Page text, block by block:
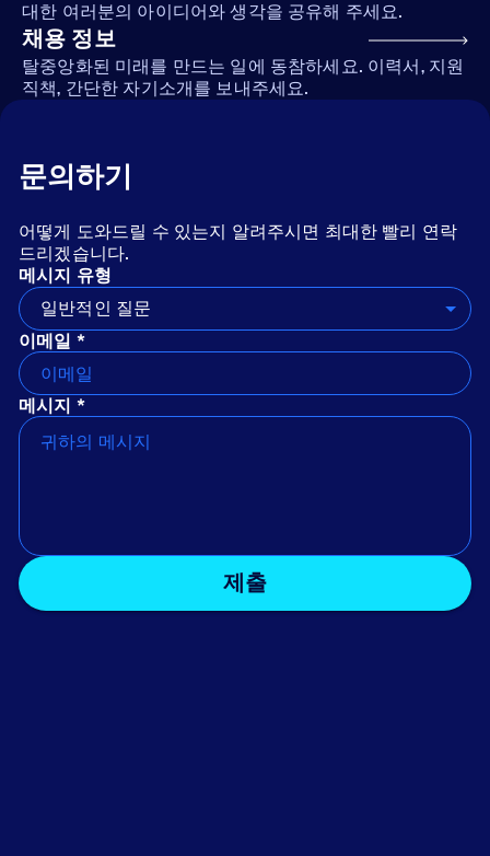
대한 여러분의 아이디어와 생각을 공유해 주세요.
채용 정보
탈중앙화된 미래를 만드는 일에 동참하세요. 이력서, 지원
직책, 간단한 자기소개를 보내주세요.
문의하기
어떻게 도와드릴 수 있는지 알려주시면 최대한 빨리 연락
드리겠습니다.
메시지 유형
일반적인 질문
이메일 *
메시지 *
제출